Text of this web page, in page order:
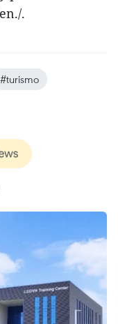
.
#turismo